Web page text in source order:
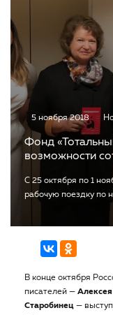
5 ноября 2018
Фонд
возможности
С 25 октября по 1
рабочую поездку по
В конце октября
писателей —
Старобинец —